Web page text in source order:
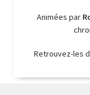
Animées par
Retrouvez-les